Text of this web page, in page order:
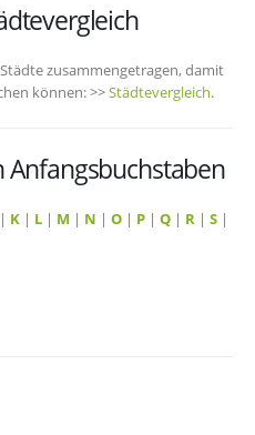
zusammengetragen, damit
können: >>Städtevergleich.
| K | L | M | N | O | P | Q | R | S |